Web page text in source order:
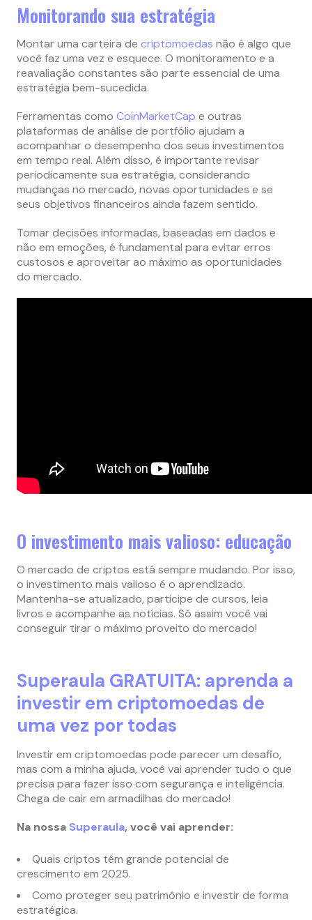
Monitorando sua estratégia
Montar uma carteira de criptomoedas não é algo que
você faz uma vez e esquece. O monitoramento e a
reavaliação constantes são parte essencial de uma
estratégia bem-sucedida.
Ferramentas como CoinMarketCap e outras
plataformas de análise de portfólio ajudam a
acompanhar o desempenho dos seus investimentos
em tempo real. Além disso, é importante revisar
periodicamente sua estratégia, considerando
mudanças no mercado, novas oportunidades e se
seus objetivos financeiros ainda fazem sentido.
Tomar decisões informadas, baseadas em dados e
não em emoções, é fundamental para evitar erros
custosos e aproveitar ao máximo as oportunidades
do mercado.
O investimento mais valioso: educação
O mercado de criptos está sempre mudando. Por isso,
o investimento mais valioso é o aprendizado.
Mantenha-se atualizado, participe de cursos, leia
livros e acompanhe as notícias. Só assim você vai
conseguir tirar o máximo proveito do mercado!
Superaula GRATUITA: aprenda a
investir em criptomoedas de
uma vez por todas
Investir em criptomoedas pode parecer um desafio,
mas com a minha ajuda, você vai aprender tudo o que
precisa para fazer isso com segurança e inteligência.
Chega de cair em armadilhas do mercado!
Na nossa Superaula, você vai aprender:
Quais criptos têm grande potencial de
crescimento em 2025.
Como proteger seu patrimônio e investir de forma
estratégica.